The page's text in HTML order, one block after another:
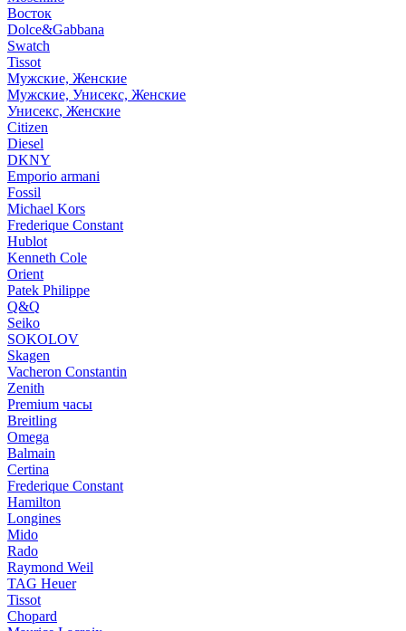
Восток
Dolce&Gabbana
Swatch
Tissot
Мужские, Женские
Мужские, Унисекс, Женские
Унисекс, Женские
Citizen
Diesel
DKNY
Emporio armani
Fossil
Michael Kors
Frederique Constant
Hublot
Kenneth Cole
Orient
Patek Philippe
Q&Q
Seiko
SOKOLOV
Skagen
Vacheron Constantin
Zenith
Premium часы
Breitling
Omega
Balmain
Certina
Frederique Constant
Hamilton
Longines
Mido
Rado
Raymond Weil
TAG Heuer
Tissot
Chopard